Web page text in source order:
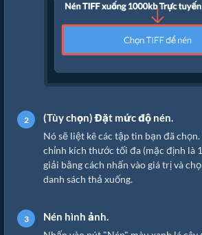
(Tùy chọn) Đặt mức độ nén.
Nó sẽ liệt kê các tập tin bạn đã
chỉnh kích thước tối đa (mặc định là
giải bằng cách nhấn vào giá trị và
danh sách thả xuống.
Nén hình ảnh.